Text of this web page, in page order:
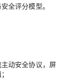
全评分模型。
动安全协议，屏